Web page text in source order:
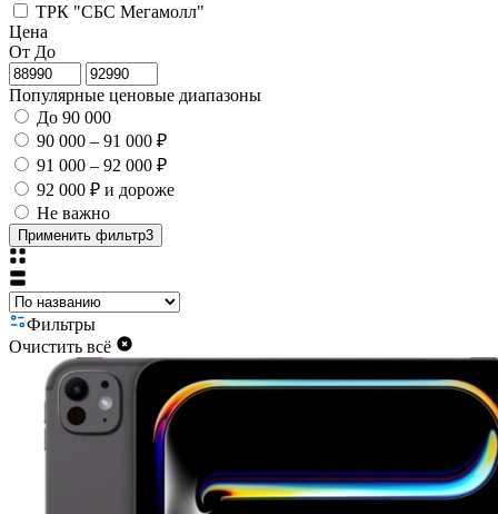
ТРК "СБС Мегамолл"
Цена
От До
Популярные ценовые диапазоны
До 90 000
90 000 – 91 000 ₽
91 000 – 92 000 ₽
92 000 ₽ и дороже
Не важно
Применить фильтр3
Фильтры
Очистить всё